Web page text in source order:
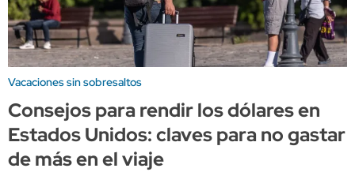
Vacaciones sin sobresaltos
Consejos para rendir los dólares en
Estados Unidos: claves para no gastar
de más en el viaje